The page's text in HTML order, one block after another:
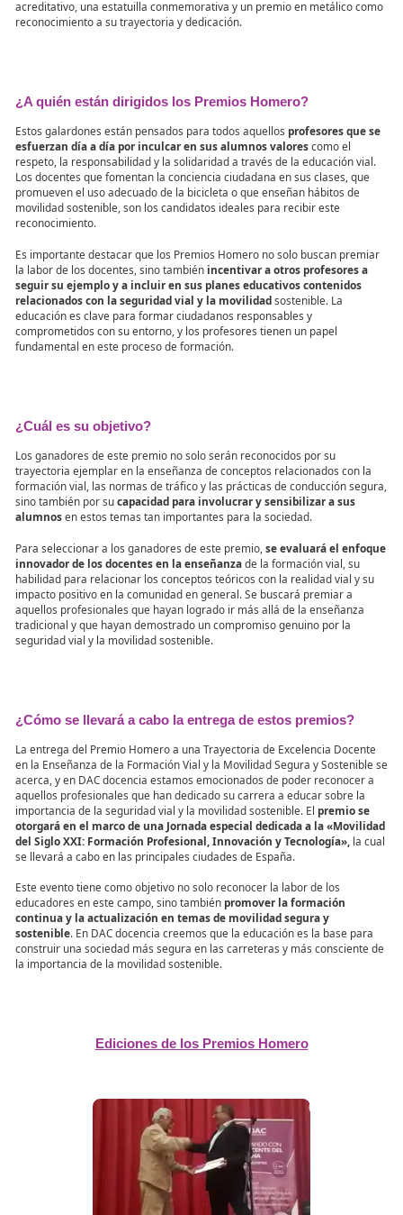
Los candidatos a este premio deben contar con
investigación, la colaboración con instituciones públicas y
conocimientos.
La entrega del premio se realizará en un evento especial
reconocerá públicamente la labor del ganador y se destacará su
contribución a la educación vial. El galardonado recibirá un
acreditativo, una estatuilla conmemorativa y un premio en
¿A quién están dirigidos los Premios Homero?
Los docentes que fomentan la conciencia ciudadana en sus
movilidad sostenible, son los candidatos ideales para recibir este
reconocimiento.
Es importante destacar que los Premios Homero no solo
seguir su ejemplo y a incluir en sus planes educativos
relacionados con la seguridad vial y la movilidadsostenible.
educación es clave para formar ciudadanos responsables y
comprometidos con su entorno, y los profesores tienen un papel
fundamental en este proceso de formación.
¿Cuál es su objetivo?
Los ganadores de este premio no solo serán reconocidos por su
trayectoria ejemplar en la enseñanza de conceptos relacionados
formación vial, las normas de tráfico y las prácticas de
sino también por sucapacidad para involucrar y sensibilizar a
alumnosen estos temas tan importantes para la sociedad.
Para seleccionar a los ganadores de este premio,
innovador de los docentes en la enseñanzade la formación
habilidad para relacionar los conceptos teóricos con la realidad
impacto positivo en la comunidad en general. Se buscará
aquellos profesionales que hayan logrado ir más allá de la
tradicional y que hayan demostrado un compromiso genuino
seguridad vial y la movilidad sostenible.
La entrega del Premio Homero a una Trayectoria de Excelencia
en la Enseñanza de la Formación Vial y la Movilidad Segura y
acerca, y en DAC docencia estamos emocionados de poder
aquellos profesionales que han dedicado su carrera a educar
importancia de la seguridad vial y la movilidad sostenible. El
otorgará en el marco de una Jornada especial dedicada a la